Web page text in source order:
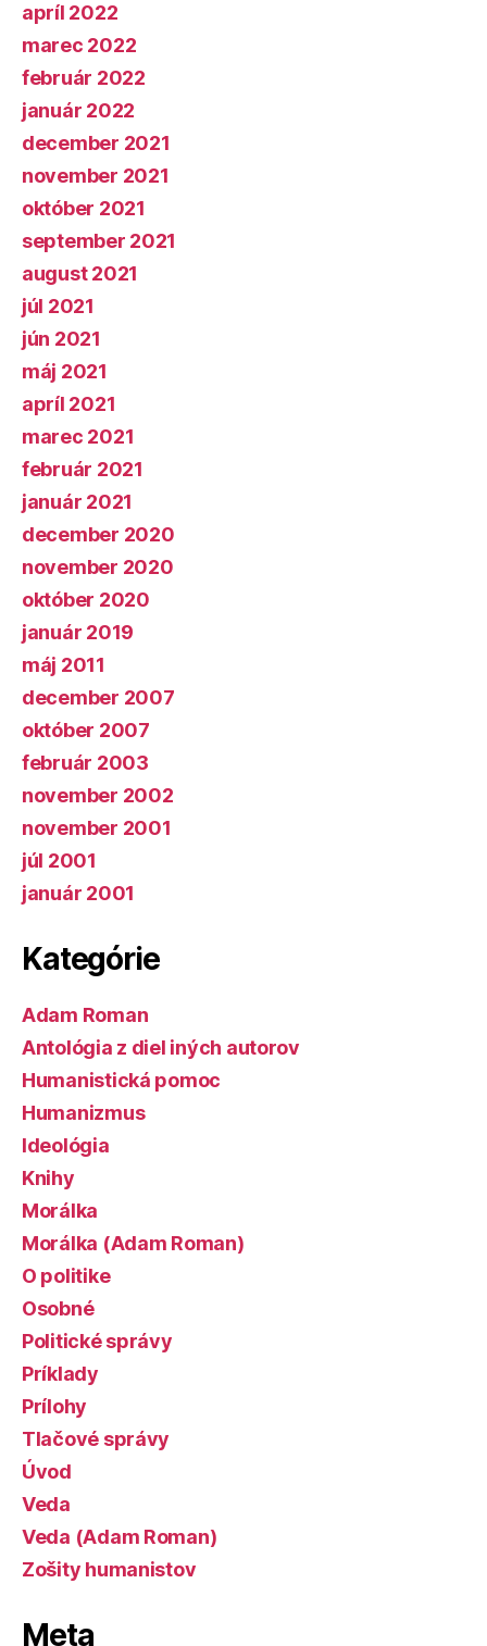
apríl 2022
marec 2022
február 2022
január 2022
december 2021
november 2021
október 2021
september 2021
august 2021
júl 2021
jún 2021
máj 2021
apríl 2021
marec 2021
február 2021
január 2021
december 2020
november 2020
október 2020
január 2019
máj 2011
december 2007
október 2007
február 2003
november 2002
november 2001
júl 2001
január 2001
Kategórie
Adam Roman
Antológia z diel iných autorov
Humanistická pomoc
Humanizmus
Ideológia
Knihy
Morálka
Morálka (Adam Roman)
O politike
Osobné
Politické správy
Príklady
Prílohy
Tlačové správy
Úvod
Veda
Veda (Adam Roman)
Zošity humanistov
Meta